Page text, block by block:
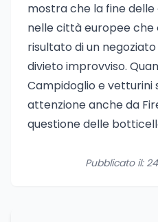
mostra che la fine
nelle città europee che
risultato di un
divieto improvviso.
Campidoglio e vetturini
attenzione anche da
questione delle
Pubblicato il: